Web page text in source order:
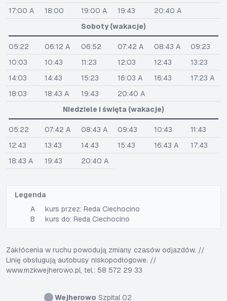
Wejherowo Szpital 02
17:00 A
18:00 19:00 A 19:43
20:40 A
Soboty (wakacje)
05:22 06:12 A 06:52 07:42 A 08:43 A
09:23
10:03
10:43 11:23 12:03 12:43
13:23
14:03
14:43 15:23 16:03 A 16:43
17:23 A
18:03
18:43 A 19:43
20:40 A
Niedziele i święta (wakacje)
05:22 07:42 A 08:43 A 09:43 10:43
11:43
12:43
13:43 14:43 15:43 16:43 A
17:43
18:43 A
19:43 20:40 A
Legenda
A
kurs przez: Reda Ciechocino
B
kurs do: Reda Ciechocino
Zakłócenia w ruchu powodują zmiany czasów odjazdów. //
Linię obsługują autobusy niskopodłogowe. //
www.mzkwejherowo.pl, tel.: 58 572 29 33